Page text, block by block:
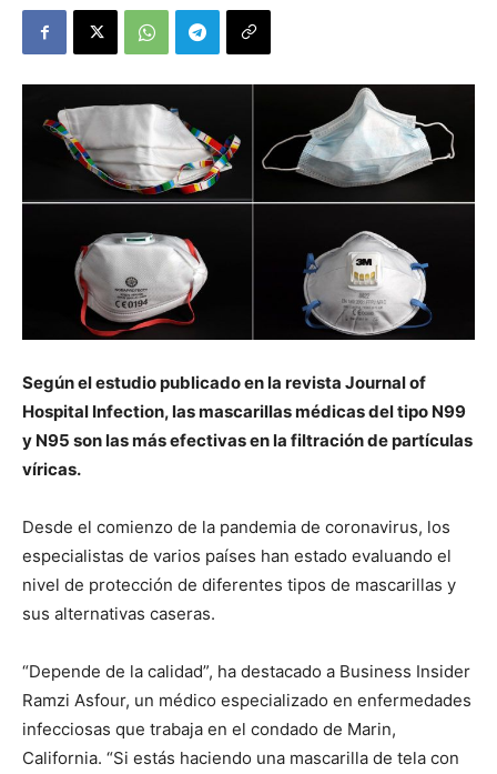
Según el estudio publicado en la revista Journal of
Hospital Infection, las mascarillas médicas del tipo N99
y N95 son las más efectivas en la filtración de partículas
víricas.
Desde el comienzo de la pandemia de coronavirus, los
especialistas de varios países han estado evaluando el
nivel de protección de diferentes tipos de mascarillas y
sus alternativas caseras.
“Depende de la calidad”, ha destacado a Business Insider
Ramzi Asfour, un médico especializado en enfermedades
infecciosas que trabaja en el condado de Marin,
California. “Si estás haciendo una mascarilla de tela con